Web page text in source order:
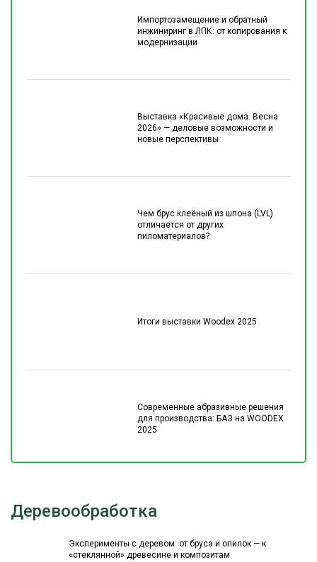
Импортозамещение и обратный
инжиниринг в ЛПК: от копирования к
модернизации
Выставка «Красивые дома. Весна
2026» — деловые возможности и
новые перспективы
Чем брус клеёный из шпона (LVL)
отличается от других
пиломатериалов?
Итоги выставки Woodex 2025
Современные абразивные решения
для производства: БАЗ на WOODEX
2025
Деревообработка
Эксперименты с деревом: от бруса и опилок — к
«стеклянной» древесине и композитам